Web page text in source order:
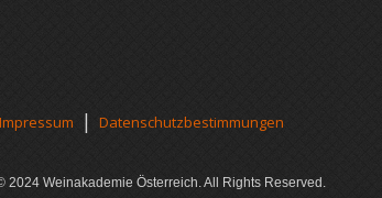
Impressum | Datenschutzbestimmungen
2024 Weinakademie Österreich. All Rights Reserved.